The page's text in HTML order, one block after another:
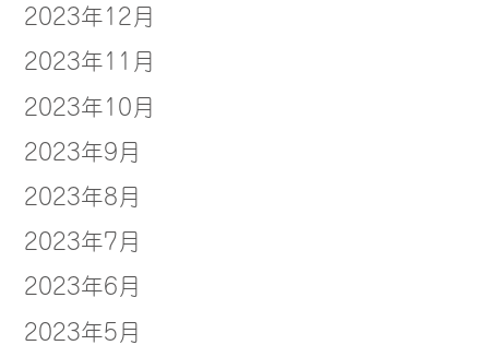
2023年12月
2023年11月
2023年10月
2023年9月
2023年8月
2023年7月
2023年6月
2023年5月